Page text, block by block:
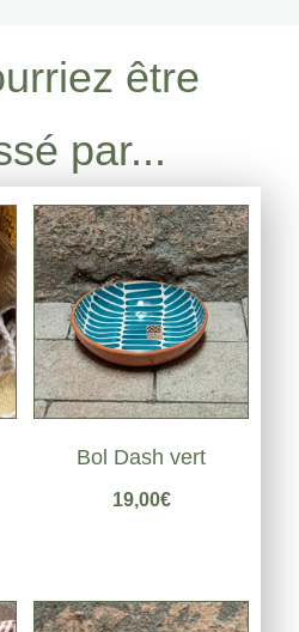
être
par...
Bol Dash vert
19,00€